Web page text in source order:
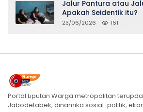
Jalur Pantura atau
Apakah Seidentik itu?
23/06/2026 161
Portal Liputan Warga metropolitan
Jabodetabek, dinamika sosial-politik,